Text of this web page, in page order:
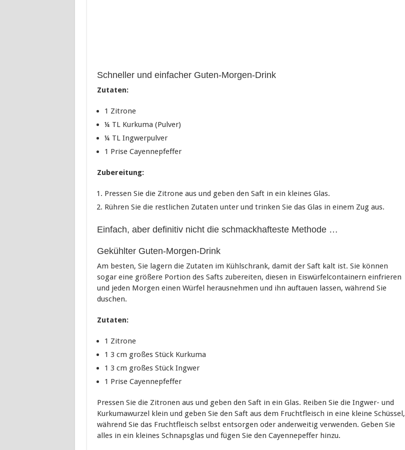
Schneller und einfacher Guten-Morgen-Drink
Zutaten:
1 Zitrone
¼ TL Kurkuma (Pulver)
¼ TL Ingwerpulver
1 Prise Cayennepfeffer
Zubereitung:
Pressen Sie die Zitrone aus und geben den Saft in ein kleines Glas.
Rühren Sie die restlichen Zutaten unter und trinken Sie das Glas in einem Zug aus.
Einfach, aber definitiv nicht die schmackhafteste Methode …
Gekühlter Guten-Morgen-Drink
Am besten, Sie lagern die Zutaten im Kühlschrank, damit der Saft kalt ist. Sie können
sogar eine größere Portion des Safts zubereiten, diesen in Eiswürfelcontainern einfrieren
und jeden Morgen einen Würfel herausnehmen und ihn auftauen lassen, während Sie
duschen.
Zutaten:
1 Zitrone
1 3 cm großes Stück Kurkuma
1 3 cm großes Stück Ingwer
1 Prise Cayennepfeffer
Pressen Sie die Zitronen aus und geben den Saft in ein Glas. Reiben Sie die Ingwer- und
Kurkumawurzel klein und geben Sie den Saft aus dem Fruchtfleisch in eine kleine Schüssel,
während Sie das Fruchtfleisch selbst entsorgen oder anderweitig verwenden. Geben Sie
alles in ein kleines Schnapsglas und fügen Sie den Cayennepeffer hinzu.